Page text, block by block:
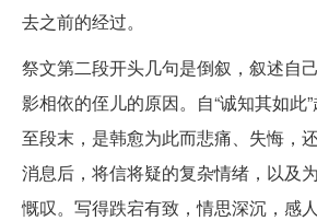
去之前的经过。
祭文第二段开头几句是倒叙，叙述自
影相依的侄儿的原因。自“诚知其如此
至段末，是韩愈为此而悲痛、失悔，
消息后，将信将疑的复杂情绪，以及
慨叹。写得跌宕有致，情思深沉，感